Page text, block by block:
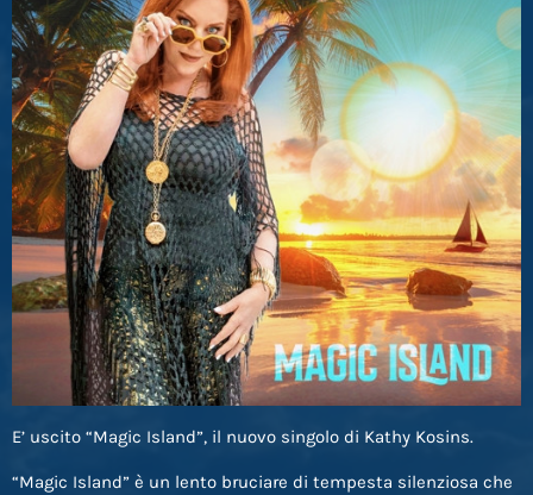
E’ uscito “Magic Island”, il nuovo singolo di Kathy Kosins.
“Magic Island” è un lento bruciare di tempesta silenziosa che